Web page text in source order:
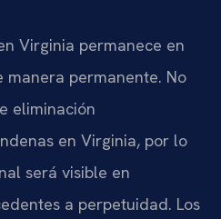
Virginia permanece en
manera permanente. No
eliminación
en Virginia, por lo
será visible en
a perpetuidad. Los